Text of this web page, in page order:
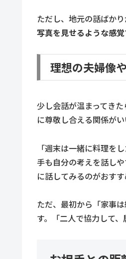
ただし、地元の話ばか
写真を見せるような感
理想の夫婦像
少し会話が温まってき
に尊敬し合える関係が
「週末は一緒に料理を
手も自分の考えを話し
に話してみるのがおすす
ただ、最初から「家事
す。「二人で協力して